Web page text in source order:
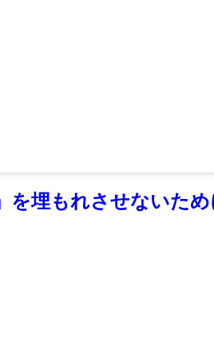
を埋もれさせないた